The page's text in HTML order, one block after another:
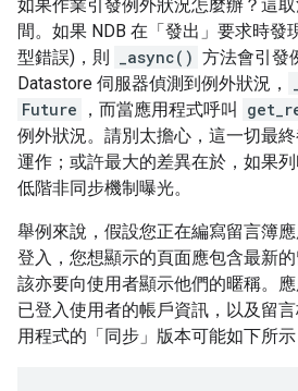
如果作業引發例外狀況怎麼辦？這
間。如果 NDB 在「發出」 要求時發
型錯誤)，則
_async() 方法會引發
Datastore 伺服器偵測到例外狀況，
Future
，而當應用程式呼叫
例外狀況。請別太擔心，這一切最
運作；或許最大的差異在於，如果
低階非同步機制曝光。
舉例來說，假設您正在編寫留言簿
登入，您想顯示的頁面應包含最新
該亦要向使用者顯示他們的暱稱。
已登入使用者的帳戶資訊，以及留
用程式的「同步」版本可能如下所示